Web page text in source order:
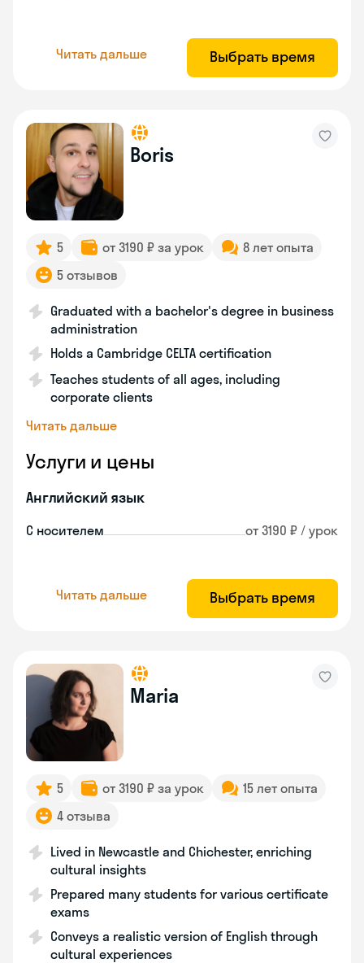
Читать дальше Выбрать время
Boris
5 от 3190 ₽ за урок
8 лет опыта
5 отзывов
Graduated with a bachelor's degree in business
administration
Holds a Cambridge CELTA certification
Teaches students of all ages, including
corporate clients
Читать дальше
Услуги и цены
Английский язык
С носителем от 3190 ₽ / урок
Читать дальше Выбрать время
Maria
5 от 3190 ₽ за урок
15 лет опыта
4 отзыва
Lived in Newcastle and Chichester, enriching
cultural insights
Prepared many students for various certificate
exams
Conveys a realistic version of English through
cultural experiences